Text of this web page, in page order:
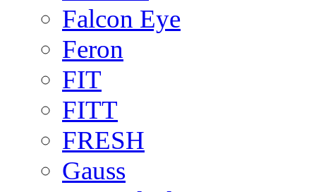
Falcon Eye
Feron
FIT
FITT
FRESH
Gauss